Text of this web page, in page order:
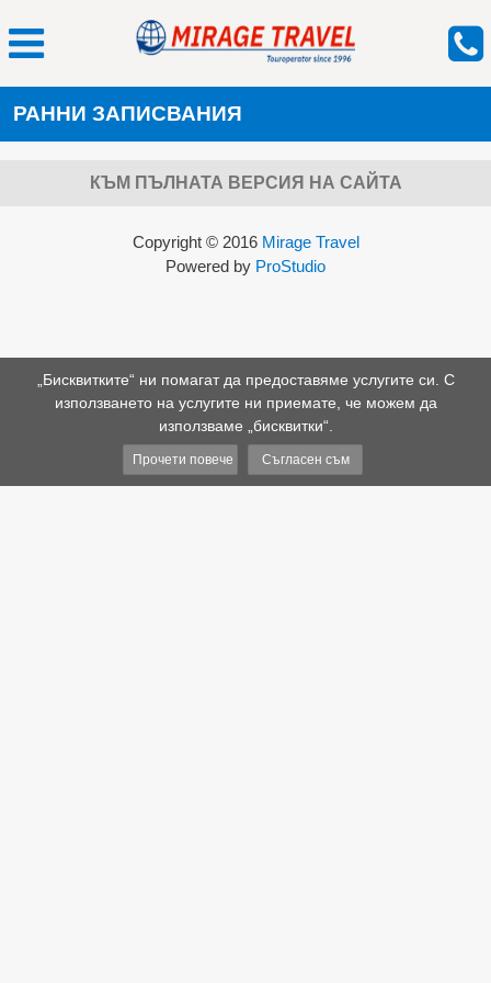
РАННИ ЗАПИСВАНИЯ
КЪМ ПЪЛНАТА ВЕРСИЯ НА САЙТА
Copyright © 2016 Mirage Travel
Powered by ProStudio
„Бисквитките“ ни помагат да предоставяме услугите си. С
използването на услугите ни приемате, че можем да
използваме „бисквитки“.
Прочети повече Съгласен съм